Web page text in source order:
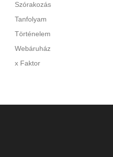
Szórakozás
Tanfolyam
Történelem
Webáruház
x Faktor